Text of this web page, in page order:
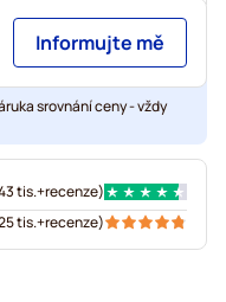
Informujte mě
srovnání ceny - vždy
tis.+recenze)
tis.+recenze)